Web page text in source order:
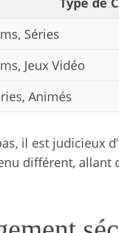
Séries
Jeux Vidéo
Animés
il est judicieux
différent, allant